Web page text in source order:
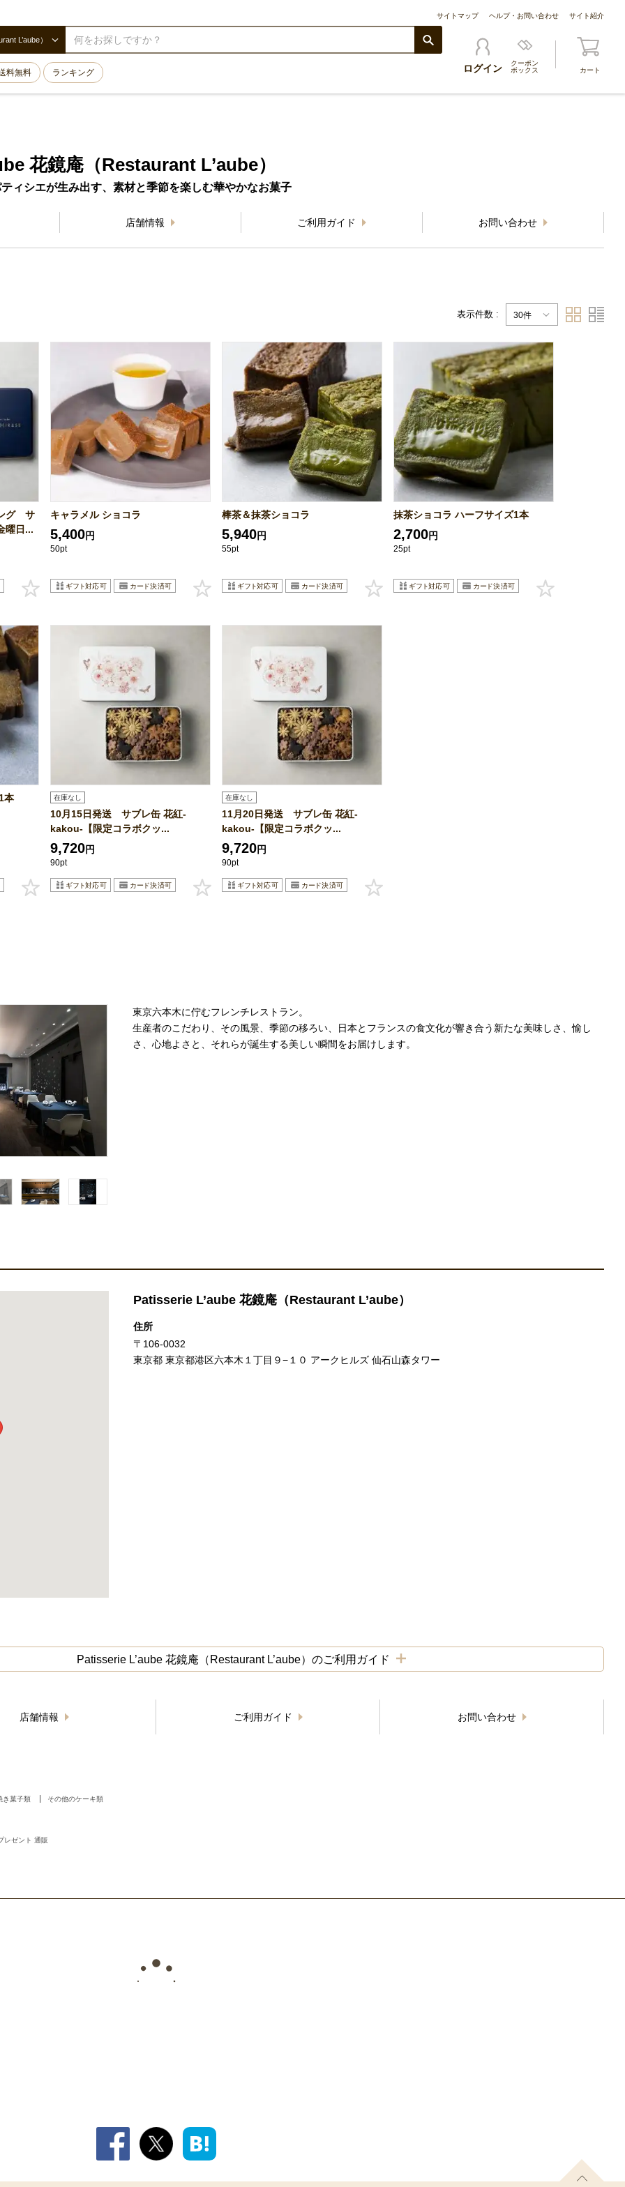
サイトマップ ヘルプ・お問い合わせ サイト紹介
L’aube）
料無料 ランキング ログイン
クーポン
ボックス
カート
花鏡庵（Restaurant L’aube）
ィシエが生み出す、素材と季節を楽しむ華やかなお菓子
店舗情報 ご利用ガイド お問い合わせ
表示件数 : 30件
グ サ
曜日...
キャラメル ショコラ
5,400円
50pt
棒茶＆抹茶ショコラ
5,940円
55pt
抹茶ショコラ ハーフサイズ1本
2,700円
25pt
1本 在庫なし
10月15日発送 サブレ缶 花紅-
kakou-【限定コラボクッ...
9,720円
90pt
在庫なし
11月20日発送 サブレ缶 花紅-
kakou-【限定コラボクッ...
9,720円
90pt
東京六本木に佇むフレンチレストラン。
生産者のこだわり、その風景、季節の移ろい、日本とフランスの食文化が響き合う新たな美味しさ、愉し
さ、心地よさと、それらが誕生する美しい瞬間をお届けします。
Patisserie L’aube 花鏡庵（Restaurant L’aube）
住所
〒106-0032
東京都 東京都港区六本木１丁目９−１０ アークヒルズ 仙石山森タワー
Patisserie L’aube 花鏡庵（Restaurant L’aube）のご利用ガイド
店舗情報 ご利用ガイド お問い合わせ
き菓子類 その他のケーキ類
レゼント 通販